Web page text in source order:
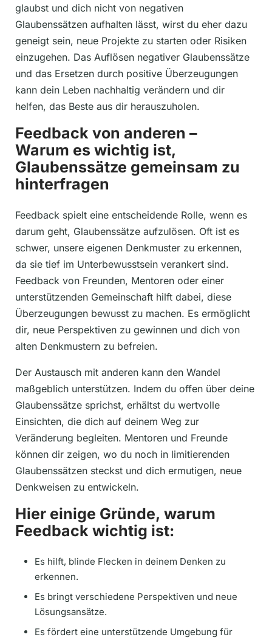
glaubst und dich nicht von negativen
Glaubenssätzen aufhalten lässt, wirst du eher dazu
geneigt sein, neue Projekte zu starten oder Risiken
einzugehen. Das Auflösen negativer Glaubenssätze
und das Ersetzen durch positive Überzeugungen
kann dein Leben nachhaltig verändern und dir
helfen, das Beste aus dir herauszuholen.
Feedback von anderen –
Warum es wichtig ist,
Glaubenssätze gemeinsam zu
hinterfragen
Feedback spielt eine entscheidende Rolle, wenn es
darum geht, Glaubenssätze aufzulösen. Oft ist es
schwer, unsere eigenen Denkmuster zu erkennen,
da sie tief im Unterbewusstsein verankert sind.
Feedback von Freunden, Mentoren oder einer
unterstützenden Gemeinschaft hilft dabei, diese
Überzeugungen bewusst zu machen. Es ermöglicht
dir, neue Perspektiven zu gewinnen und dich von
alten Denkmustern zu befreien.
Der Austausch mit anderen kann den Wandel
maßgeblich unterstützen. Indem du offen über deine
Glaubenssätze sprichst, erhältst du wertvolle
Einsichten, die dich auf deinem Weg zur
Veränderung begleiten. Mentoren und Freunde
können dir zeigen, wo du noch in limitierenden
Glaubenssätzen steckst und dich ermutigen, neue
Denkweisen zu entwickeln.
Hier einige Gründe, warum
Feedback wichtig ist:
Es hilft, blinde Flecken in deinem Denken zu
erkennen.
Es bringt verschiedene Perspektiven und neue
Lösungsansätze.
Es fördert eine unterstützende Umgebung für